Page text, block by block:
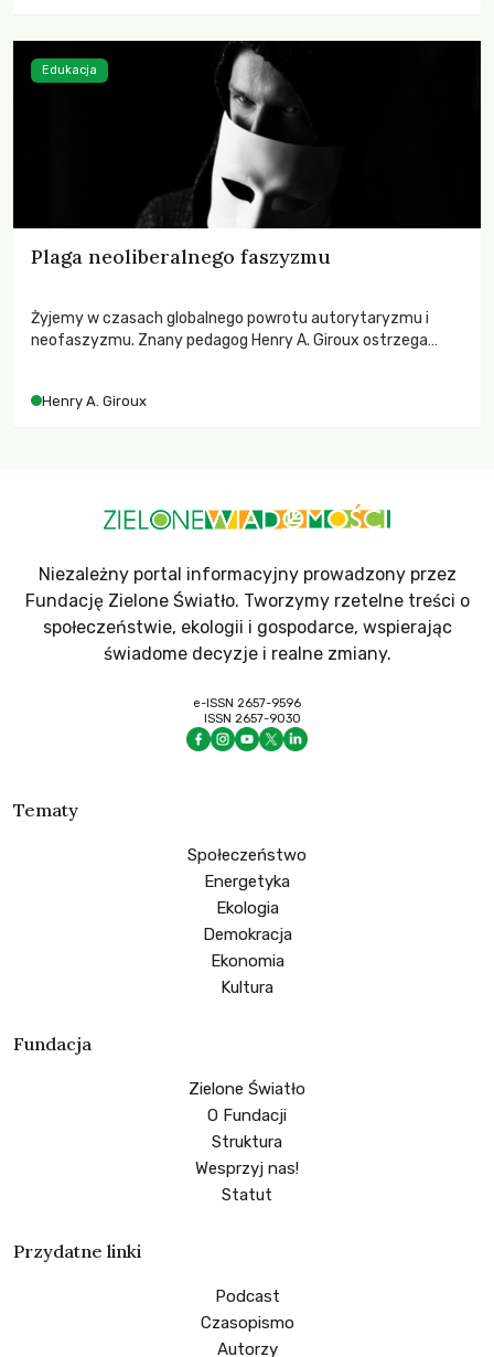
Plaga neoliberalnego faszyzmu
Żyjemy w czasach globalnego powrotu autorytaryzmu i
neofaszyzmu. Znany pedagog Henry A. Giroux ostrzega
wychowają świadomych obywateli?
Henry A. Giroux
Edukacja
Niezależny portal informacyjny prowadzony przez
Fundację Zielone Światło. Tworzymy rzetelne treści o
społeczeństwie, ekologii i gospodarce, wspierając
świadome decyzje i realne zmiany.
e-ISSN 2657-9596
ISSN 2657-9030
Tematy
Społeczeństwo
Energetyka
Ekologia
Demokracja
Ekonomia
Kultura
Fundacja
Zielone Światło
O Fundacji
Struktura
Wesprzyj nas!
Statut
Przydatne linki
Podcast
Czasopismo
Autorzy